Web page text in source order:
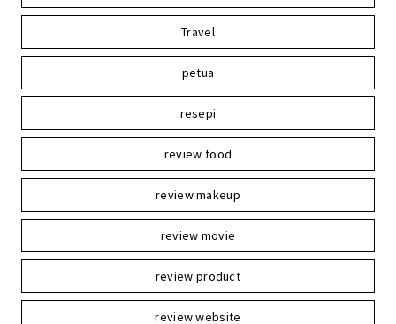
Travel
petua
resepi
review food
review makeup
review movie
review product
review website